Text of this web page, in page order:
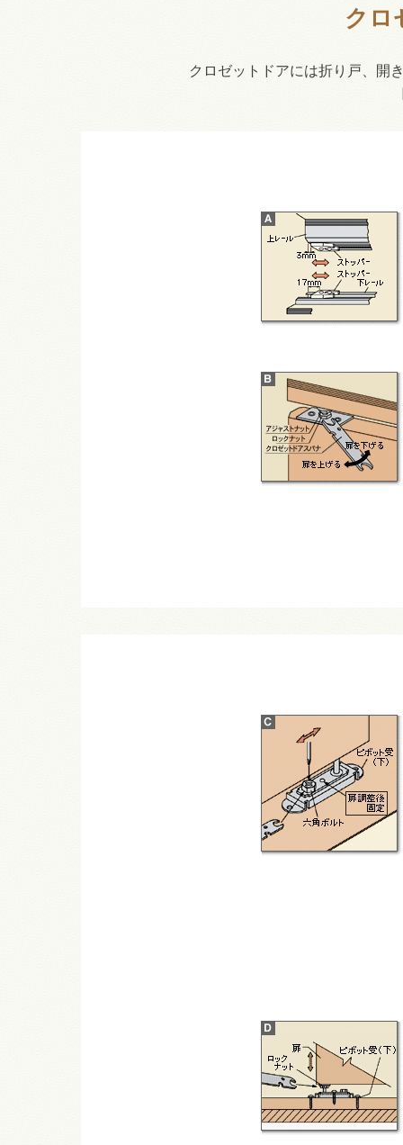
クロ
クロゼットドアには折り戸、開